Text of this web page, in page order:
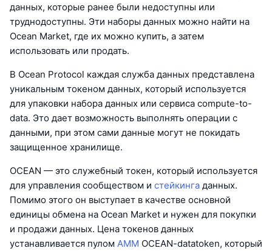
данных, которые ранее были недоступны или
труднодоступны. Эти наборы данных можно найти на
Ocean Market, где их можно купить, а затем
использовать или продать.
В Ocean Protocol каждая служба данных представлена
уникальным токеном данных, который используется
для упаковки набора данных или сервиса compute-to-
data. Это дает возможность выполнять операции с
данными, при этом сами данные могут не покидать
защищенное хранилище.
OCEAN — это служебный токен, который используется
для управления сообществом и стейкинга данных.
Помимо этого он выступает в качестве основной
единицы обмена на Ocean Market и нужен для покупки
и продажи данных. Цена токенов данных
устанавливается пулом AMM OCEAN-datatoken, который